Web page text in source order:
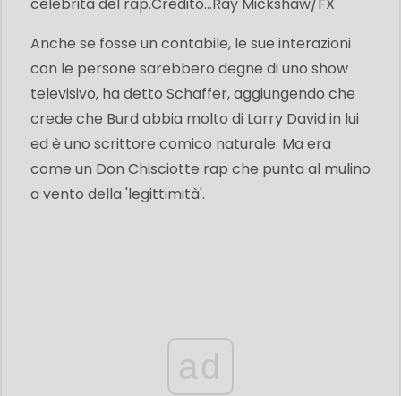
Anche se fosse un contabile, le sue interazioni
con le persone sarebbero degne di uno show
televisivo, ha detto Schaffer, aggiungendo che
crede che Burd abbia molto di Larry David in lui
ed è uno scrittore comico naturale. Ma era
come un Don Chisciotte rap che punta al mulino
a vento della 'legittimità'.
ad